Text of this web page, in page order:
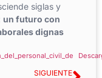
siglas y
un futuro con
dignas
SIGUIENTE